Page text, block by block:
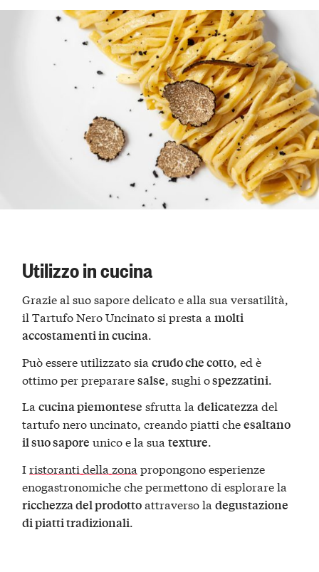
Utilizzo in cucina
Grazie al suo sapore delicato e alla sua versatilità,
il Tartufo Nero Uncinato si presta amolti
accostamenti in cucina.
Può essere utilizzato siacrudo che cotto , ed è
ottimo per prepararesalse , sughi ospezzatini
Lacucina piemontese sfrutta ladelicatezzadel
tartufo nero uncinato, creando piatti cheesaltano
il suo sapore unico e la suatexture.
Iristoranti della zona propongono esperienze
enogastronomiche che permettono di esplorare la
ricchezza del prodottoattraverso ladegustazione
di piatti tradizionali.